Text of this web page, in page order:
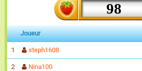
98
Joueur
1 steph1608
2 Nina100